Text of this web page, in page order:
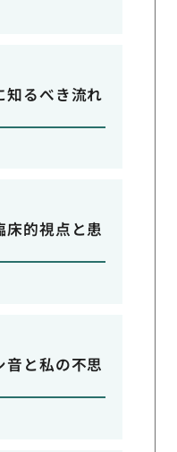
知るべき流れ
床的視点と患
音と私の不思